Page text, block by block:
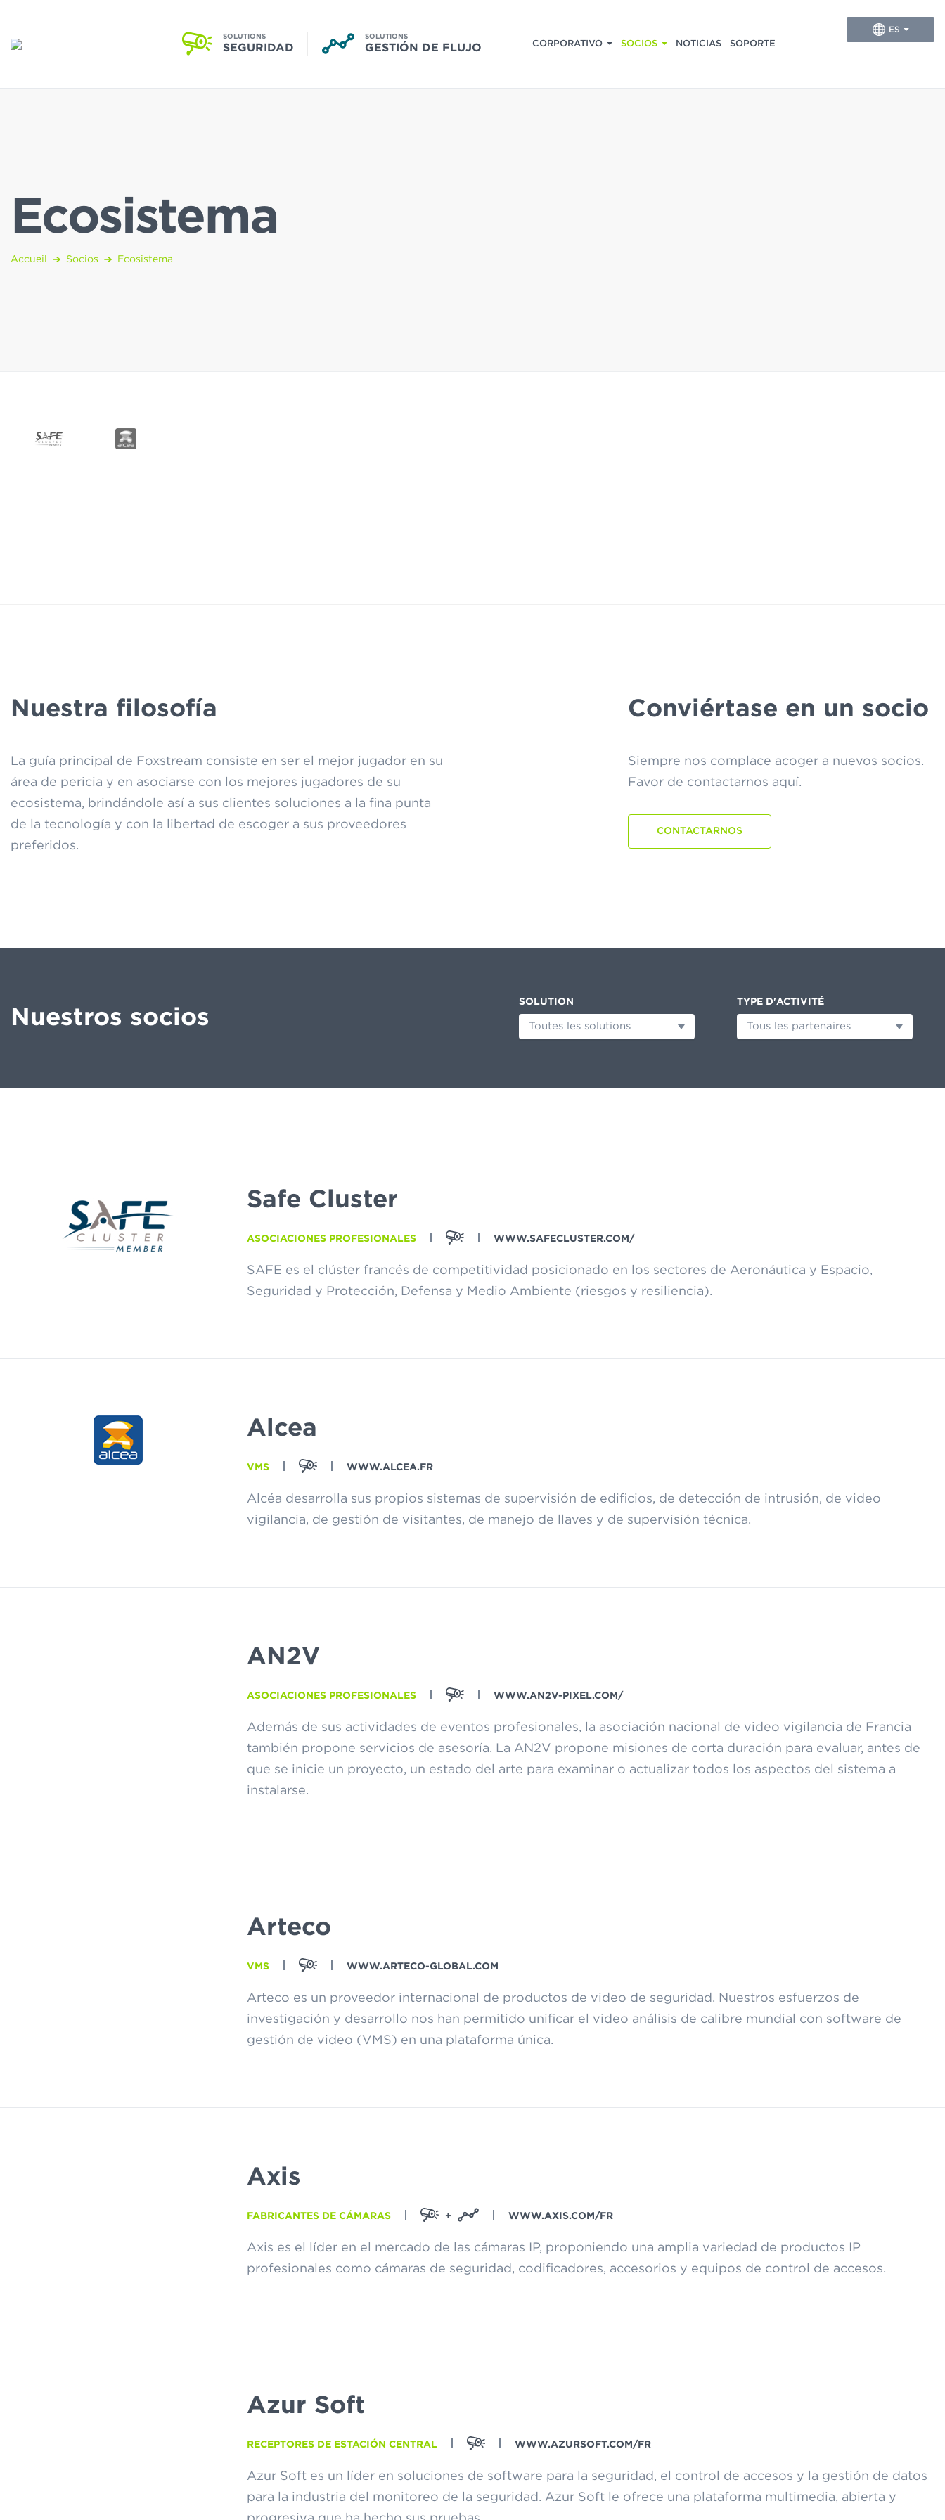
SOLUTIONS
SEGURIDAD
SOLUTIONS
GESTIÓN DE FLUJO CORPORATIVO SOCIOS NOTICIAS SOPORTE
ES
Ecosistema
Accueil Socios Ecosistema
Nuestra filosofía
La guía principal de Foxstream consiste en ser el mejor jugador en su
área de pericia y en asociarse con los mejores jugadores de su
ecosistema, brindándole así a sus clientes soluciones a la fina punta
de la tecnología y con la libertad de escoger a sus proveedores
preferidos.
Conviértase en un socio
Siempre nos complace acoger a nuevos socios.
Favor de contactarnos aquí.
CONTACTARNOS
Nuestros socios
SOLUTION
Toutes les solutions
TYPE D'ACTIVITÉ
Tous les partenaires
Safe Cluster
ASOCIACIONES PROFESIONALES WWW.SAFECLUSTER.COM/
SAFE es el clúster francés de competitividad posicionado en los sectores de Aeronáutica y Espacio,
Seguridad y Protección, Defensa y Medio Ambiente (riesgos y resiliencia).
Alcea
VMS WWW.ALCEA.FR
Alcéa desarrolla sus propios sistemas de supervisión de edificios, de detección de intrusión, de video
vigilancia, de gestión de visitantes, de manejo de llaves y de supervisión técnica.
AN2V
ASOCIACIONES PROFESIONALES WWW.AN2V-PIXEL.COM/
Además de sus actividades de eventos profesionales, la asociación nacional de video vigilancia de Francia
también propone servicios de asesoría. La AN2V propone misiones de corta duración para evaluar, antes de
que se inicie un proyecto, un estado del arte para examinar o actualizar todos los aspectos del sistema a
instalarse.
Arteco
VMS WWW.ARTECO-GLOBAL.COM
Arteco es un proveedor internacional de productos de video de seguridad. Nuestros esfuerzos de
investigación y desarrollo nos han permitido unificar el video análisis de calibre mundial con software de
gestión de video (VMS) en una plataforma única.
Axis
FABRICANTES DE CÁMARAS + WWW.AXIS.COM/FR
Axis es el líder en el mercado de las cámaras IP, proponiendo una amplia variedad de productos IP
profesionales como cámaras de seguridad, codificadores, accesorios y equipos de control de accesos.
Azur Soft
RECEPTORES DE ESTACIÓN CENTRAL WWW.AZURSOFT.COM/FR
Azur Soft es un líder en soluciones de software para la seguridad, el control de accesos y la gestión de datos
para la industria del monitoreo de la seguridad. Azur Soft le ofrece una plataforma multimedia, abierta y